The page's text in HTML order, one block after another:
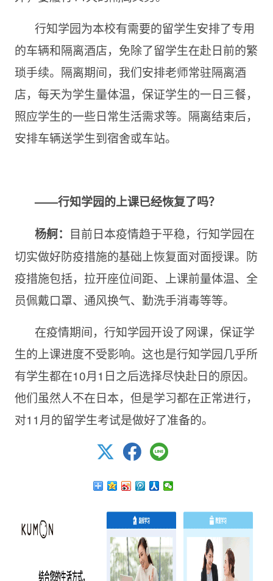
行知学园为本校有需要的留学生安排了专用
的车辆和隔离酒店，免除了留学生在赴日前的繁
琐手续。隔离期间，我们安排老师常驻隔离酒
店，每天为学生量体温，保证学生的一日三餐，
照应学生的一些日常生活需求等。隔离结束后，
安排车辆送学生到宿舍或车站。
——行知学园的上课已经恢复了吗？
杨舸： 目前日本疫情趋于平稳，行知学园在
切实做好防疫措施的基础上恢复面对面授课。防
疫措施包括，拉开座位间距、上课前量体温、全
员佩戴口罩、通风换气、勤洗手消毒等等。
在疫情期间，行知学园开设了网课，保证学
生的上课进度不受影响。这也是行知学园几乎所
有学生都在10月1日之后选择尽快赴日的原因。
他们虽然人不在日本，但是学习都在正常进行，
对11月的留学生考试是做好了准备的。